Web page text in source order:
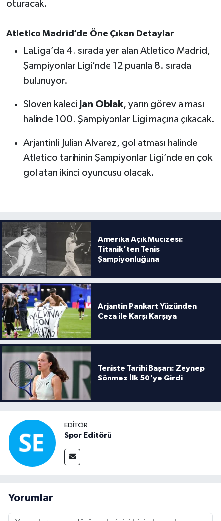
oturacak.
Atletico Madrid’de Öne Çıkan Detaylar
LaLiga’da 4. sırada yer alan Atletico Madrid,
Şampiyonlar Ligi’nde 12 puanla 8. sırada
bulunuyor.
Sloven kaleci Jan Oblak, yarın görev alması
halinde 100. Şampiyonlar Ligi maçına çıkacak.
Arjantinli Julian Alvarez, gol atması halinde
Atletico tarihinin Şampiyonlar Ligi’nde en çok
gol atan ikinci oyuncusu olacak.
Amerika Açık Mucizesi:
Titanik’ten Tenis
Şampiyonluğuna
Arjantin Pankart Yüzünden
Ceza ile Karşı Karşıya
Teniste Tarihi Başarı: Zeynep
Sönmez İlk 50'ye Girdi
EDITÖR
Spor Editörü
Yorumlar